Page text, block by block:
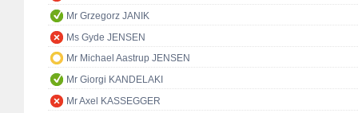
Mr Grzegorz JANIK
Ms Gyde JENSEN
Mr Michael Aastrup JENSEN
Mr Giorgi KANDELAKI
Mr Axel KASSEGGER